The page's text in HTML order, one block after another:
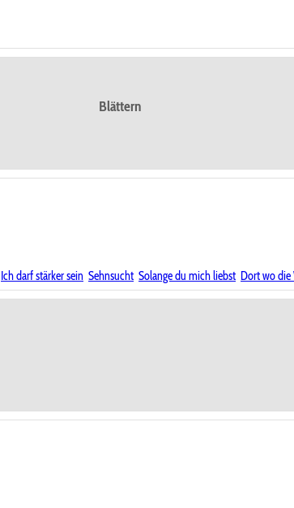
Blättern
Ich darf stärker sein Sehnsucht Solange du mich liebst Dort wo